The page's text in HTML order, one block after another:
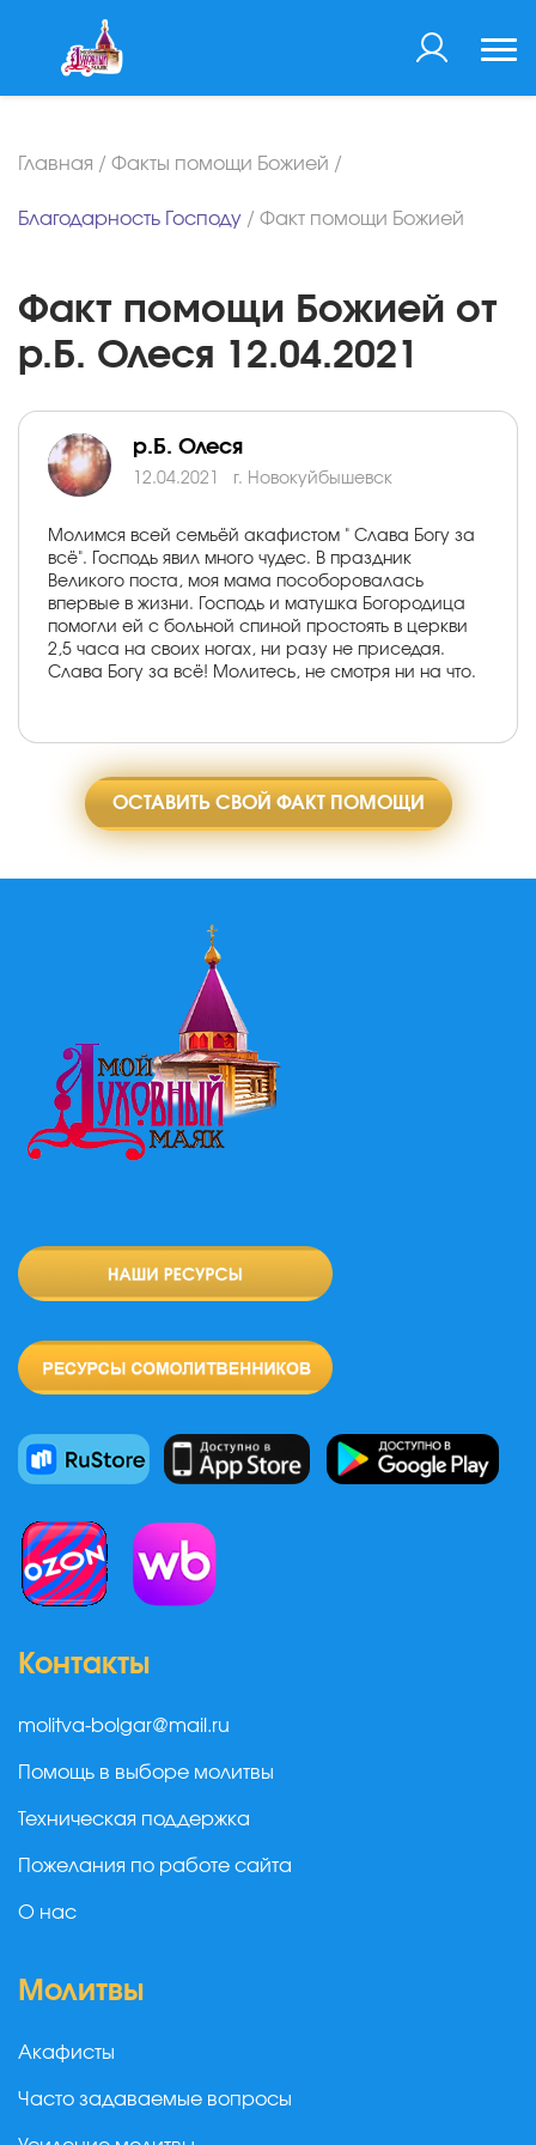
Главная / Факты помощи Божией /
Благодарность Господу / Факт помощи Божией
Факт помощи Божией от
р.Б. Олеся 12.04.2021
р.Б. Олеся
12.04.2021 г. Новокуйбышевск
Молимся всей семьёй акафистом " Слава Богу за
всё". Господь явил много чудес. В праздник
Великого поста, моя мама пособоровалась
впервые в жизни. Господь и матушка Богородица
помогли ей с больной спиной простоять в церкви
2,5 часа на своих ногах, ни разу не приседая.
Слава Богу за всё! Молитесь, не смотря ни на что.
ОСТАВИТЬ СВОЙ ФАКТ ПОМОЩИ
Контакты
molitva-bolgar@mail.ru
Помощь в выборе молитвы
Техническая поддержка
Пожелания по работе сайта
О нас
Молитвы
Акафисты
Часто задаваемые вопросы